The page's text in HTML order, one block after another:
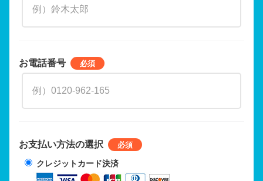
お電話番号
お支払い方法の選択
クレジットカード決済